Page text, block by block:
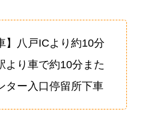
】八戸ICより約10分
より車で約10分また
ター入口停留所下車